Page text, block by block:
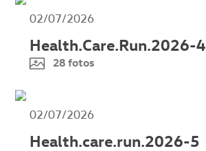
02/07/2026
Health.Care.Run.2026-4
28 fotos
02/07/2026
Health.care.run.2026-5